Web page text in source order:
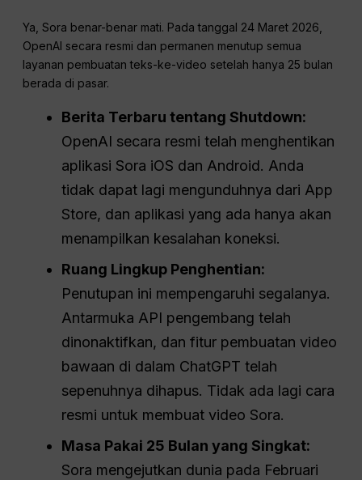
Ya, Sora benar-benar mati. Pada tanggal 24 Maret 2026,
OpenAI secara resmi dan permanen menutup semua
layanan pembuatan teks-ke-video setelah hanya 25 bulan
berada di pasar.
Berita Terbaru tentang Shutdown:
OpenAI secara resmi telah menghentikan
aplikasi Sora iOS dan Android. Anda
tidak dapat lagi mengunduhnya dari App
Store, dan aplikasi yang ada hanya akan
menampilkan kesalahan koneksi.
Ruang Lingkup Penghentian:
Penutupan ini mempengaruhi segalanya.
Antarmuka API pengembang telah
dinonaktifkan, dan fitur pembuatan video
bawaan di dalam ChatGPT telah
sepenuhnya dihapus. Tidak ada lagi cara
resmi untuk membuat video Sora.
Masa Pakai 25 Bulan yang Singkat:
Sora mengejutkan dunia pada Februari